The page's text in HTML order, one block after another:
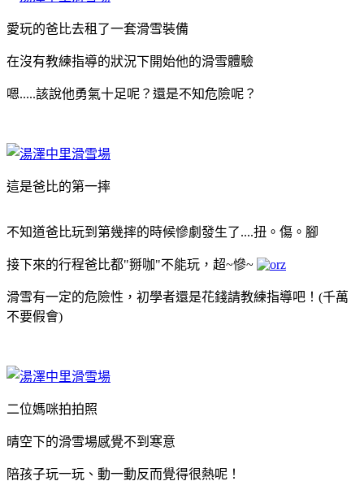
愛玩的爸比去租了一套滑雪裝備
在沒有教練指導的狀況下開始他的滑雪體驗
嗯.....該說他勇氣十足呢？還是不知危險呢？
這是爸比的第一摔
不知道爸比玩到第幾摔的時候慘劇發生了....扭。傷。腳
接下來的行程爸比都"掰咖"不能玩，超~慘~
滑雪有一定的危險性，初學者還是花錢請教練指導吧！(千萬
不要假會)
二位媽咪拍拍照
晴空下的滑雪場感覺不到寒意
陪孩子玩一玩、動一動反而覺得很熱呢！